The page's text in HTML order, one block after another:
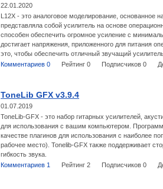
22.01.2020
L12X - это аналоговое моделирование, основанное
представляла собой усилитель на основе
способен обеспечить огромное усиление с
достигает напряжения, приложенного для питания
это, чтобы обеспечить отличный звучащий
Комментариев 0
Рейтинг 0 Подписчиков 0
ToneLib GFX v3.9.4
01.07.2019
ToneLib-GFX - это набор гитарных усилителей,
для использования с вашим компьютером.
качестве плагинов для использования с наиболее
рабочее место). Tonelib-GFX также поддерживает
гибкость звука.
Комментариев 1
Рейтинг 2 Подписчиков 0